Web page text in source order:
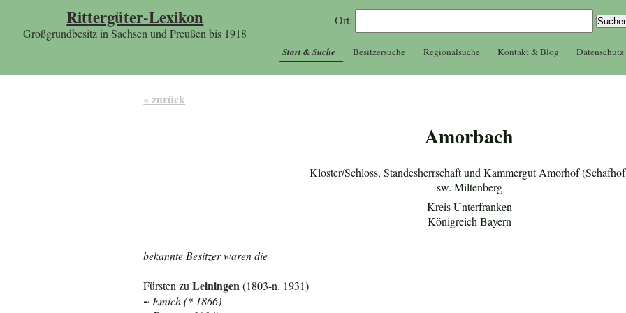
Rittergüter-Lexikon
Großgrundbesitz in Sachsen und Preußen bis 1918
Ort:
Start & Suche Besitzersuche Regionalsuche Kontakt & Blog Datenschutz
« zurück
Amorbach
Kloster/Schloss, Standesherrschaft und Kammergut Amorhof
sw. Miltenberg
Kreis Unterfranken
Königreich Bayern
bekannte Besitzer waren die
Fürsten zuLeiningen (1803-n. 1931)
~ Emich (* 1866)